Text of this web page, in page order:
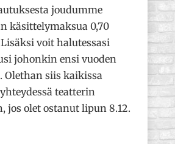
joudumme
käsittelymaksua 0,70
voit halutessasi
johonkin ensi vuoden
Olethan siis kaikissa
teatterin
jos olet ostanut lipun 8.12.